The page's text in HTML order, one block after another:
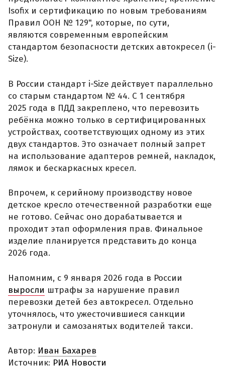
Isofix и сертификацию по новым требованиям
Правил ООН № 129", которые, по сути,
являются современным европейским
стандартом безопасности детских автокресел (i-
Size).
В России стандарт i-Size действует параллельно
со старым стандартом № 44. С 1 сентября
2025 года в ПДД закреплено, что перевозить
ребёнка можно только в сертифицированных
устройствах, соответствующих одному из этих
двух стандартов. Это означает полный запрет
на использование адаптеров ремней, накладок,
лямок и бескаркасных кресел.
Впрочем, к серийному производству новое
детское кресло отечественной разработки еще
не готово. Сейчас оно дорабатывается и
проходит этап оформления прав. Финальное
изделие планируется представить до конца
2026 года.
Напомним, с 9 января 2026 года в России
выросли штрафы за нарушение правил
перевозки детей без автокресел. Отдельно
уточнялось, что ужесточившиеся санкции
затронули и самозанятых водителей такси.
Автор: Иван Бахарев
Источник: РИА Новости